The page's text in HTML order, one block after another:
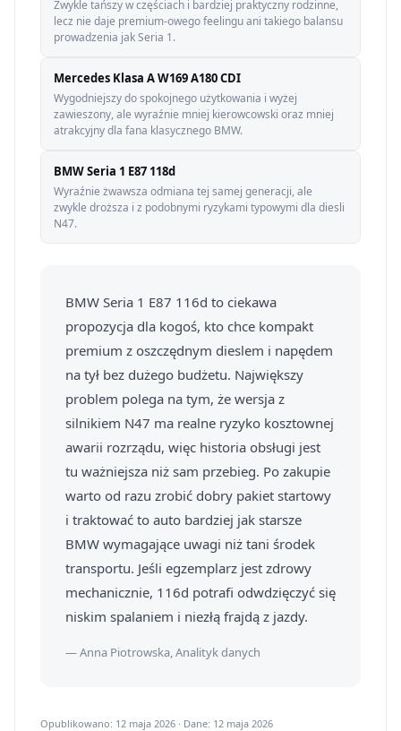
Zwykle tańszy w częściach i bardziej praktyczny rodzinne,
lecz nie daje premium-owego feelingu ani takiego balansu
prowadzenia jak Seria 1.
Mercedes Klasa A W169 A180 CDI
Wygodniejszy do spokojnego użytkowania i wyżej
zawieszony, ale wyraźnie mniej kierowcowski oraz mniej
atrakcyjny dla fana klasycznego BMW.
BMW Seria 1 E87 118d
Wyraźnie żwawsza odmiana tej samej generacji, ale
zwykle droższa i z podobnymi ryzykami typowymi dla diesli
N47.
BMW Seria 1 E87 116d to ciekawa
propozycja dla kogoś, kto chce kompakt
premium z oszczędnym dieslem i napędem
na tył bez dużego budżetu. Największy
problem polega na tym, że wersja z
silnikiem N47 ma realne ryzyko kosztownej
awarii rozrządu, więc historia obsługi jest
tu ważniejsza niż sam przebieg. Po zakupie
warto od razu zrobić dobry pakiet startowy
i traktować to auto bardziej jak starsze
BMW wymagające uwagi niż tani środek
transportu. Jeśli egzemplarz jest zdrowy
mechanicznie, 116d potrafi odwdzięczyć się
niskim spalaniem i niezłą frajdą z jazdy.
— Anna Piotrowska, Analityk danych
Opublikowano: 12 maja 2026 · Dane: 12 maja 2026